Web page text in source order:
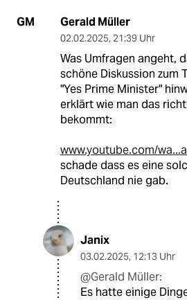
GM Gerald Müller
02.02.2025, 21:39 Uhr
Was Umfragen angeht,
schöne Diskussion zum
"Yes Prime Minister"
erklärt wie man das
bekommt:
www.youtube.com/
schade dass es eine
Deutschland nie gab.
Janix
03.02.2025, 12:13 Uhr
@Gerald Müller:
Es hatte einige